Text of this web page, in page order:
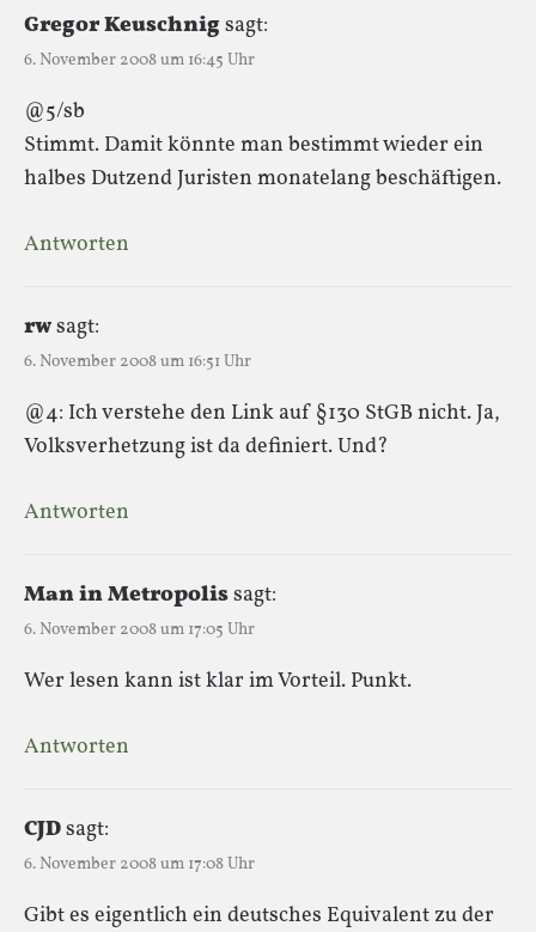
Gregor Keuschnigsagt:
6. November 2008 um 16:45 Uhr
@5/sb
Stimmt. Damit könnte man bestimmt wieder ein
halbes Dutzend Juristen monatelang beschäftigen.
Antworten
rwsagt:
6. November 2008 um 16:51 Uhr
@4: Ich verstehe den Link auf §130 StGB nicht. Ja,
Volksverhetzung ist da definiert. Und?
Antworten
Man in Metropolissagt:
6. November 2008 um 17:05 Uhr
Wer lesen kann ist klar im Vorteil. Punkt.
Antworten
CJDsagt:
6. November 2008 um 17:08 Uhr
Gibt es eigentlich ein deutsches Equivalent zu der